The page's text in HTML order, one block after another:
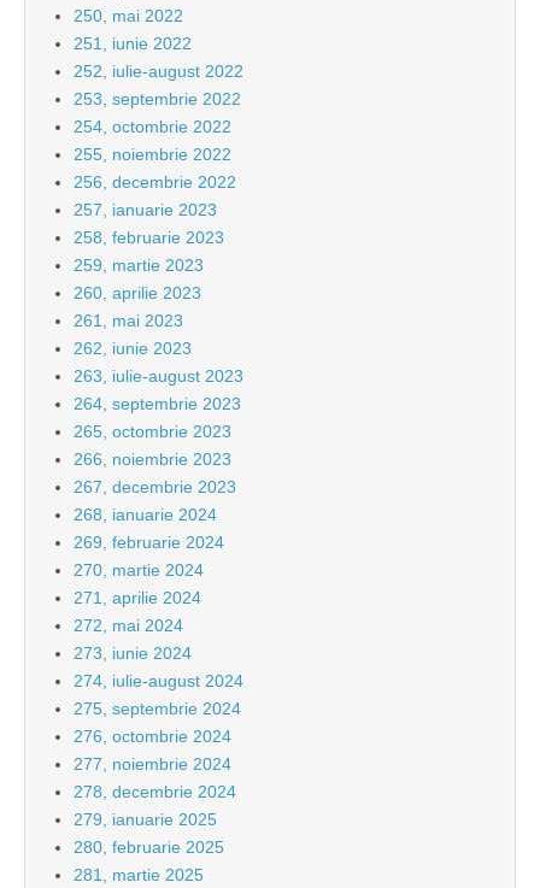
250, mai 2022
251, iunie 2022
252, iulie-august 2022
253, septembrie 2022
254, octombrie 2022
255, noiembrie 2022
256, decembrie 2022
257, ianuarie 2023
258, februarie 2023
259, martie 2023
260, aprilie 2023
261, mai 2023
262, iunie 2023
263, iulie-august 2023
264, septembrie 2023
265, octombrie 2023
266, noiembrie 2023
267, decembrie 2023
268, ianuarie 2024
269, februarie 2024
270, martie 2024
271, aprilie 2024
272, mai 2024
273, iunie 2024
274, iulie-august 2024
275, septembrie 2024
276, octombrie 2024
277, noiembrie 2024
278, decembrie 2024
279, ianuarie 2025
280, februarie 2025
281, martie 2025